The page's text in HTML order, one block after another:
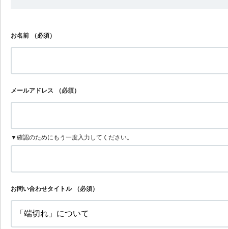
お名前 （必須）
メールアドレス （必須）
▼確認のためにもう一度入力してください。
お問い合わせタイトル （必須）